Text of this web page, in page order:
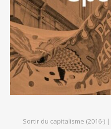
Sortir du capitalisme (2016-) |